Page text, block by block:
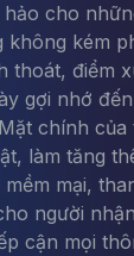
cho
kém
thoát, điểm
gợi nhớ
chính
làm tăng
mại,
người
cận mọi